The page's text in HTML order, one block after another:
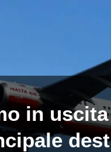
set
in uscita